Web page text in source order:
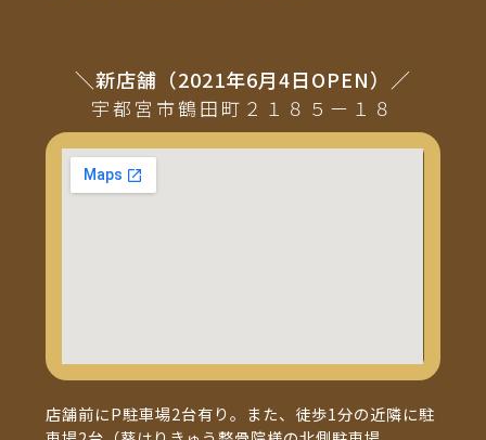
＼新店舗（2021年6月4日OPEN）／
宇都宮市鶴田町２１８５ー１８
店舗前にP駐車場2台有り。また、徒歩1分の近隣に駐